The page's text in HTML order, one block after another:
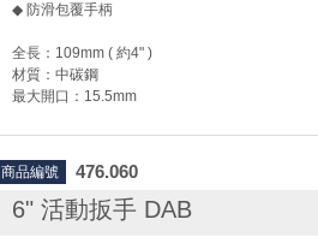
◆ 防滑包覆手柄
全長：109mm ( 約4" )
材質：中碳鋼
最大開口：15.5mm
商品編號 476.060
6" 活動扳手 DAB